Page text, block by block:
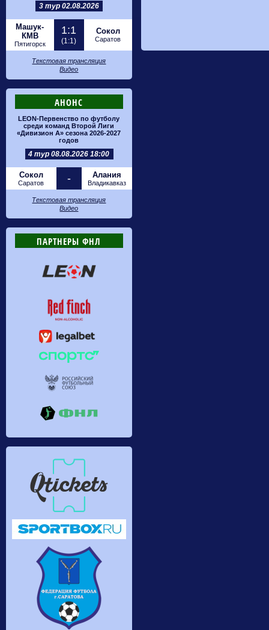
3 тур 02.08.2026
Машук-
КМВ
Пятигорск
1:1
(1:1)
Сокол
Саратов
Текстовая трансляция
Видео
АНОНС
LEON-Первенство по футболу
среди команд Второй Лиги
«Дивизион А» сезона 2026-2027
годов
4 тур 08.08.2026 18:00
Сокол
Саратов - Алания
Владикавказ
Текстовая трансляция
Видео
ПАРТНЕРЫ ФНЛ